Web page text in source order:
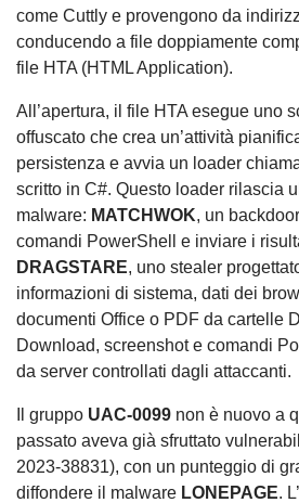
come Cuttly e provengono da
conducendo a file doppiamente
file HTA (HTML Application).
All’apertura, il file HTA esegue uno
offuscato che crea un’attività
persistenza e avvia un loader
scritto in C#. Questo loader rilascia
malware: MATCHWOK, un
comandi PowerShell e inviare i
DRAGSTARE, uno stealer
informazioni di sistema, dati dei
documenti Office o PDF da cartelle
Download, screenshot e comandi
da server controllati dagli attaccanti.
Il gruppo UAC-0099 non è nuovo a
passato aveva già sfruttato
2023-38831), con un punteggio di
diffondere il malware LONEPAGE.